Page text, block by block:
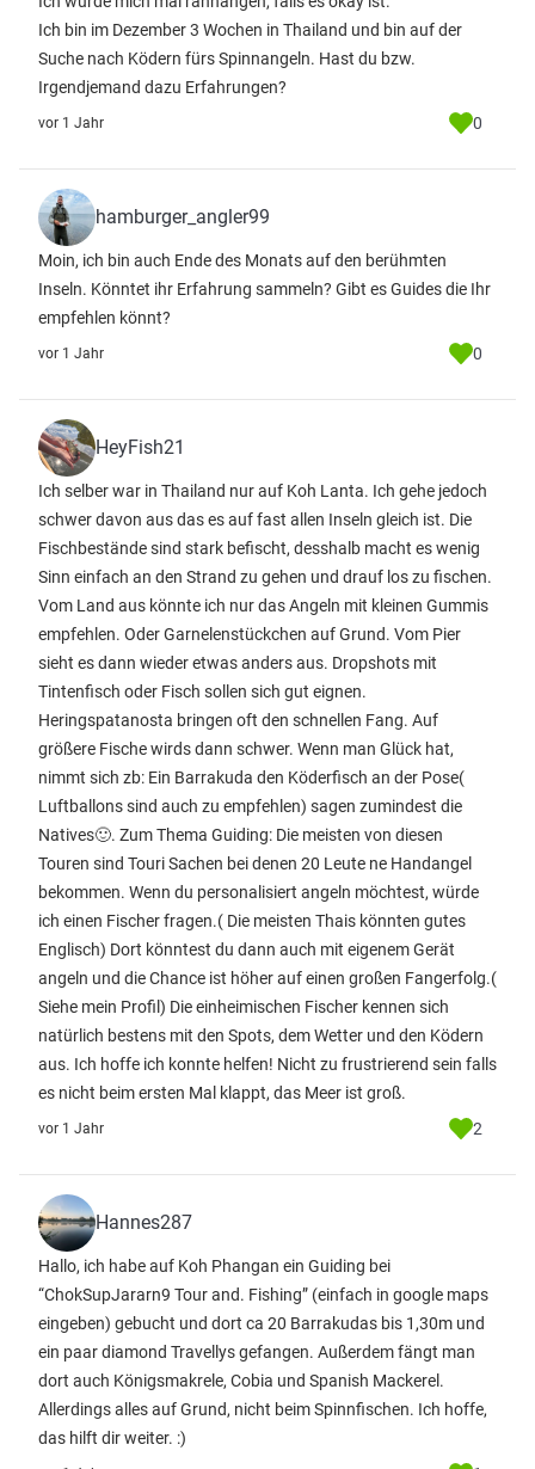
Ich bin im Dezember 3 Wochen in Thailand und bin auf der
Suche nach Ködern fürs Spinnangeln. Hast du bzw.
Irgendjemand dazu Erfahrungen?
vor 1 Jahr 0
hamburger_angler99
Moin, ich bin auch Ende des Monats auf den berühmten
Inseln. Könntet ihr Erfahrung sammeln? Gibt es Guides die Ihr
empfehlen könnt?
vor 1 Jahr 0
HeyFish21
Ich selber war in Thailand nur auf Koh Lanta. Ich gehe jedoch
schwer davon aus das es auf fast allen Inseln gleich ist. Die
Fischbestände sind stark befischt, desshalb macht es wenig
Sinn einfach an den Strand zu gehen und drauf los zu fischen.
Vom Land aus könnte ich nur das Angeln mit kleinen Gummis
empfehlen. Oder Garnelenstückchen auf Grund. Vom Pier
sieht es dann wieder etwas anders aus. Dropshots mit
Tintenfisch oder Fisch sollen sich gut eignen.
Heringspatanosta bringen oft den schnellen Fang. Auf
größere Fische wirds dann schwer. Wenn man Glück hat,
nimmt sich zb: Ein Barrakuda den Köderfisch an der Pose(
Luftballons sind auch zu empfehlen) sagen zumindest die
Natives🙂. Zum Thema Guiding: Die meisten von diesen
Touren sind Touri Sachen bei denen 20 Leute ne Handangel
bekommen. Wenn du personalisiert angeln möchtest, würde
ich einen Fischer fragen.( Die meisten Thais könnten gutes
Englisch) Dort könntest du dann auch mit eigenem Gerät
angeln und die Chance ist höher auf einen großen Fangerfolg.(
Siehe mein Profil) Die einheimischen Fischer kennen sich
natürlich bestens mit den Spots, dem Wetter und den Ködern
aus. Ich hoffe ich konnte helfen! Nicht zu frustrierend sein falls
es nicht beim ersten Mal klappt, das Meer ist groß.
vor 1 Jahr 2
Hannes287
Hallo, ich habe auf Koh Phangan ein Guiding bei
“ChokSupJararn9 Tour and. Fishing” (einfach in google maps
eingeben) gebucht und dort ca 20 Barrakudas bis 1,30m und
ein paar diamond Travellys gefangen. Außerdem fängt man
dort auch Königsmakrele, Cobia und Spanish Mackerel.
Allerdings alles auf Grund, nicht beim Spinnfischen. Ich hoffe,
das hilft dir weiter. :)